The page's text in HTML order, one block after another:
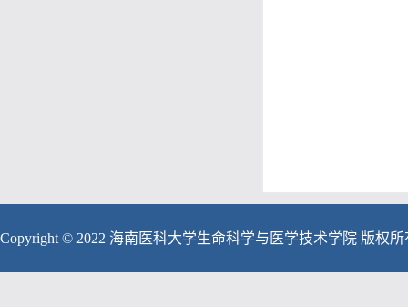
Copyright © 2022 海南医科大学生命科学与医学技术学院 版权所